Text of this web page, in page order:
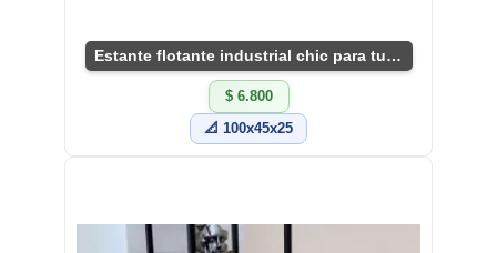
Estante flotante industrial chic para tu hogar
$ 6.800
📐 100x45x25